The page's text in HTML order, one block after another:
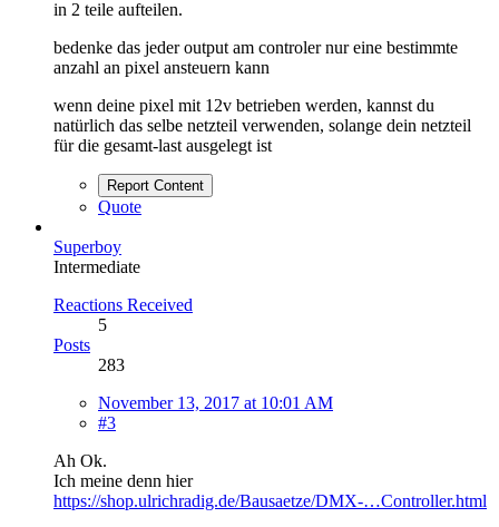
in 2 teile aufteilen.
bedenke das jeder output am controler nur eine bestimmte
anzahl an pixel ansteuern kann
wenn deine pixel mit 12v betrieben werden, kannst du
natürlich das selbe netzteil verwenden, solange dein netzteil
für die gesamt-last ausgelegt ist
Report Content
Quote
Superboy
Intermediate
Reactions Received
5
Posts
283
November 13, 2017 at 10:01 AM
#3
Ah Ok.
Ich meine denn hier
https://shop.ulrichradig.de/Bausaetze/DMX-…Controller.html